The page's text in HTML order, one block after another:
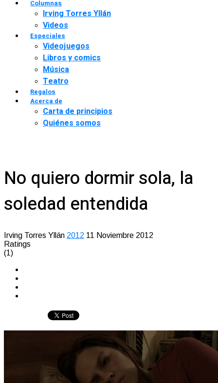
Columnas
Irving Torres Yllán
Videos
Especiales
Videojuegos
Libros y comics
Música
Teatro
Regalos
Acerca de
Carta de principios
Quiénes somos
No quiero dormir sola, la
soledad entendida
Irving Torres Yllán 2012 11 Noviembre 2012
Ratings
(1)